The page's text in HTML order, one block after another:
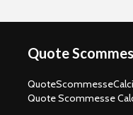
Quote
Quote Scommesse